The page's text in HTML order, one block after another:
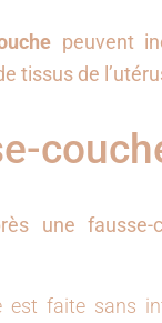
peuvent
tissus de
une fausse-
est faite sans